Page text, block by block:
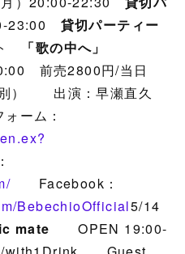
23:00 貸切パーティー
「歌の中へ」
前売2800円/当日
別） 出演：早瀬直久
ーム：
Facebook：
BebechioOfficial5/14
mate OPEN 19:00-